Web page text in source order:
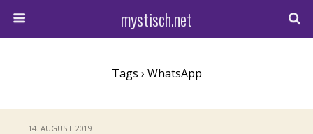
mystisch.net
Tags › WhatsApp
14. AUGUST 2019